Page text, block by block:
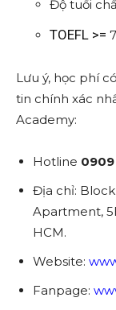
Độ tuổi
TOEFL >=
Lưu ý, học phí
tin chính xác
Academy:
Hotline 0909
Địa chỉ: Block
Apartment,
HCM.
Website:
Fanpage: